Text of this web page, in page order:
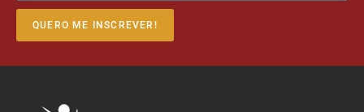
QUERO ME INSCREVER!